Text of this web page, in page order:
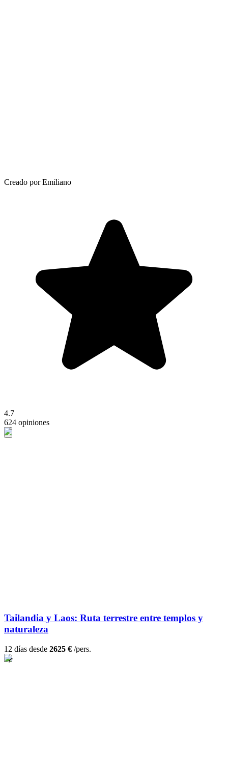
Creado por Emiliano
4.7
624 opiniones
Tailandia y Laos: Ruta terrestre entre templos y
naturaleza
12 días desde 2625 € /pers.